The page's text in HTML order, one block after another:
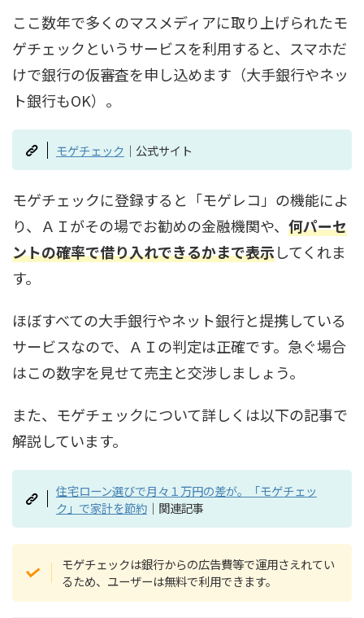
ここ数年で多くのマスメディアに取り上げられたモ
ゲチェックというサービスを利用すると、スマホだ
けで銀行の仮審査を申し込めます（大手銀行やネッ
ト銀行もOK）。
モゲチェック ｜公式サイト
モゲチェックに登録すると「モゲレコ」の機能によ
り、ＡＩがその場でお勧めの金融機関や、 何パーセ
ントの確率で借り入れできるかまで表示してくれま
す。
ほぼすべての大手銀行やネット銀行と提携している
サービスなので、ＡＩの判定は正確です。急ぐ場合
はこの数字を見せて売主と交渉しましょう。
また、モゲチェックについて詳しくは以下の記事で
解説しています。
住宅ローン選びで月々１万円の差が。「モゲチェッ
ク」で家計を節約｜関連記事
モゲチェックは銀行からの広告費等で運用さえれてい
るため、ユーザーは無料で利用できます。